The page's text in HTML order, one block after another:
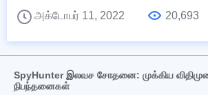
அக்டோபர் 11, 2022
20,693
SpyHunter இலவச சோதனை: முக்கிய
நிபந்தனைகள்